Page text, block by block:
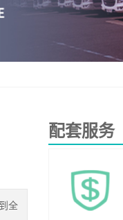
全
配套服务